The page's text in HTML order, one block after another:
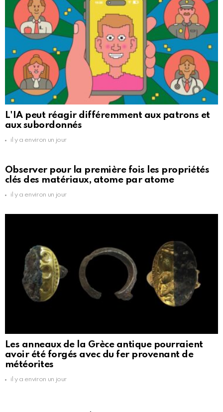
L'IA peut réagir différemment aux patrons et
aux subordonnés
il y a environ un jour
Observer pour la première fois les propriétés
clés des matériaux, atome par atome
il y a environ un jour
Les anneaux de la Grèce antique pourraient
avoir été forgés avec du fer provenant de
météorites
il y a environ un jour